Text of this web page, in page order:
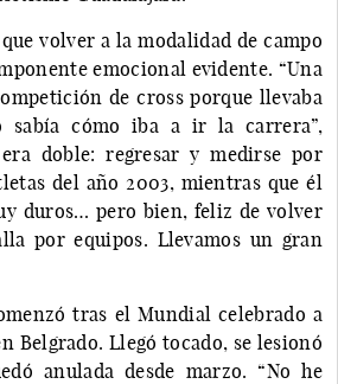
volver a la modalidad de campo
emocional evidente. “Una
de cross porque llevaba
cómo iba a ir la carrera”,
doble: regresar y medirse por
del año 2003, mientras que él
duros… pero bien, feliz de volver
por equipos. Llevamos un gran
tras el Mundial celebrado a
Belgrado. Llegó tocado, se lesionó
anulada desde marzo. “No he